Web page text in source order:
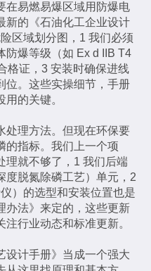
在易燃易爆区域用防爆电
新的《石油化工企业设计
区域划分图，1 我们必须
防爆等级（如 Ex d IIB T4
格证，3 安装时确保进线
位。这些实操细节，手册
的关键。
处理方法。但现在环保要
的指标。我们上一个项
理就不够了，1 我们后端
度脱氮除磷工艺）单元，2
）的选型和安装位置也是
办法》来定的，这些更新
行业动态和标准更新。
设计手册》当成一个强大